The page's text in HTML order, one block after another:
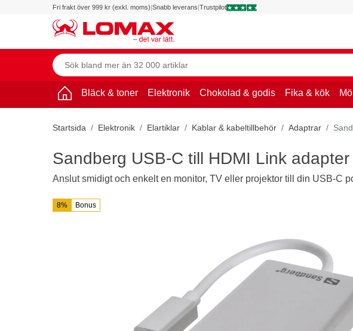
Fri frakt över 999 kr (exkl. moms)|Snabb leverans|Trustpilot
Bläck & toner Elektronik Chokolad & godis Fika & kök
Startsida Elektronik Elartiklar Kablar & kabeltillbehör Adaptrar
8% Bonus
Sandberg USB-C till HDMI Link adapter
Anslut smidigt och enkelt en monitor, TV eller projektor till din USB-C